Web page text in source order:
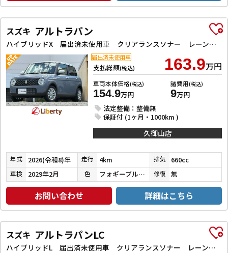
スズキ アルトラパン
ハイブリッドX 届出済未使用車 クリアランスソナー レーンアシスト 衝突被害軽減システム オートライト LEDヘッドランプ スマートキー アイドリングストップ 電動格納ミラー シートヒーター 盗難防止システム
支払総額(税込) 163.9万円
車両本体価格(税込)
154.9万円
諸費用(税込)
9万円
法定整備：整備無
保証付 (1ヶ月・1000km )
届出済未使用車
久御山店
年式 2026(令和8)年 走行 4km 排気 660cc
車検 2029年2月 色 フォギーブルーパールメタリック／ソフトベージュメタリック 修復 無
お問い合わせ 詳細はこちら
スズキ アルトラパンLC
ハイブリッドL 届出済未使用車 クリアランスソナー レーンアシスト 衝突被害軽減システム オートライト LEDヘッドランプ スマートキー アイドリングストップ 電動格納ミラー シートヒーター ベンチシート CVT